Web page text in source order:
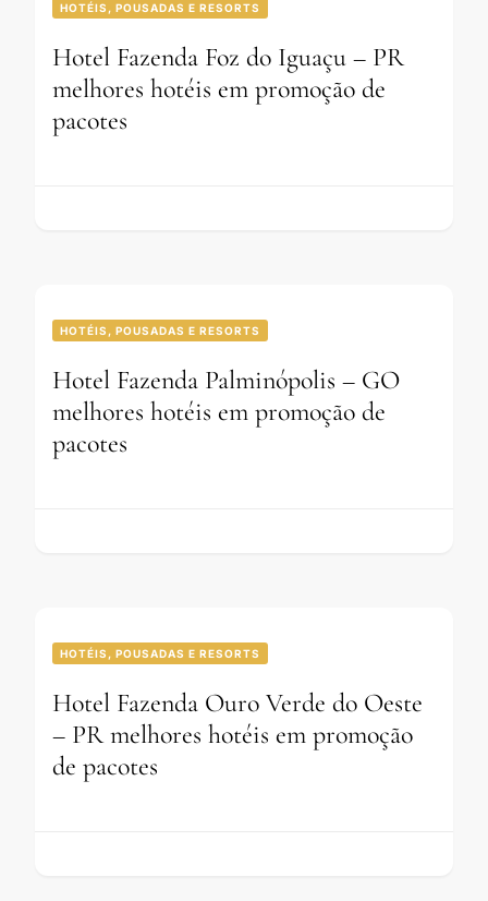
HOTÉIS, POUSADAS E RESORTS
Hotel Fazenda Foz do Iguaçu – PR
melhores hotéis em promoção de
pacotes
HOTÉIS, POUSADAS E RESORTS
Hotel Fazenda Palminópolis – GO
melhores hotéis em promoção de
pacotes
HOTÉIS, POUSADAS E RESORTS
Hotel Fazenda Ouro Verde do Oeste
– PR melhores hotéis em promoção
de pacotes